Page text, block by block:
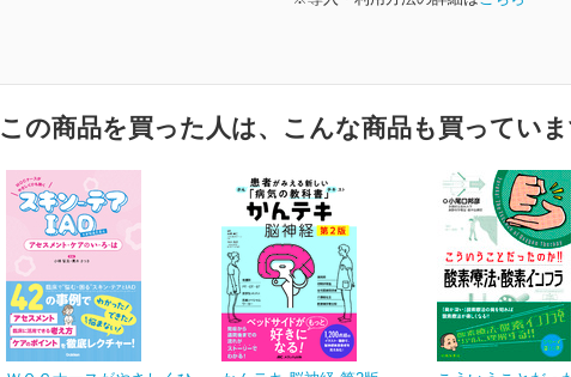
この商品を買った人は、こんな商品も買っていま